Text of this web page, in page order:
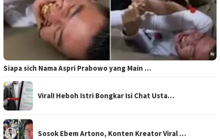
Siapa sich Nama Aspri Prabowo yang Main …
Viral! Heboh Istri Bongkar Isi Chat Usta…
Sosok Ebem Artono, Konten Kreator Viral …